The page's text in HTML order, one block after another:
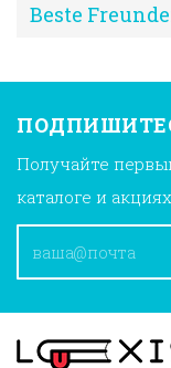
Beste
Получайте
каталоге и